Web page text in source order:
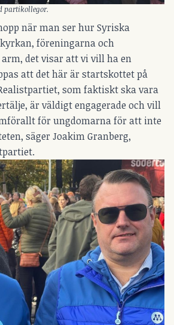
partikollegor.
när man ser hur Syriska
föreningarna och
det visar att vi vill ha en
att det här är startskottet på
som faktiskt ska vara
är väldigt engagerade och vill
för ungdomarna för att inte
säger Joakim Granberg,